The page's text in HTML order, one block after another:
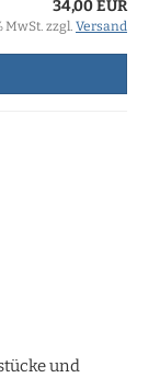
34,00 EUR
MwSt. zzgl. Versand
und